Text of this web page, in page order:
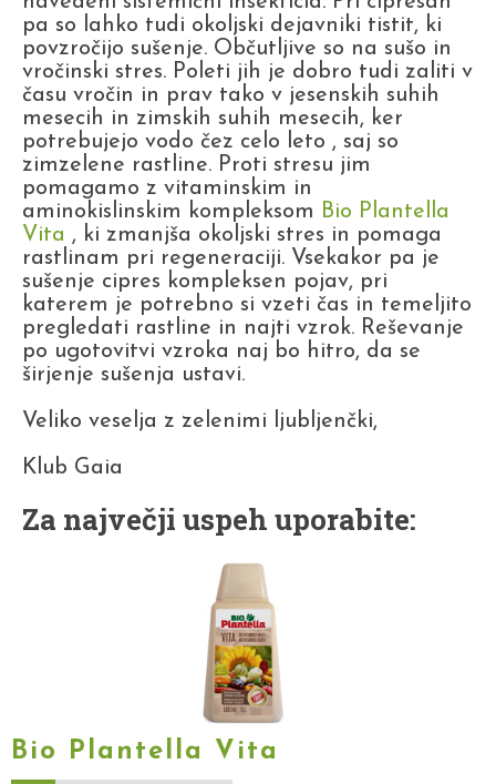
pa so lahko tudi okoljski dejavniki tistit, ki
povzročijo sušenje. Občutljive so na sušo in
vročinski stres. Poleti jih je dobro tudi zaliti v
času vročin in prav tako v jesenskih suhih
mesecih in zimskih suhih mesecih, ker
potrebujejo vodo čez celo leto , saj so
zimzelene rastline. Proti stresu jim
pomagamo z vitaminskim in
aminokislinskim kompleksom Bio Plantella
Vita , ki zmanjša okoljski stres in pomaga
rastlinam pri regeneraciji. Vsekakor pa je
sušenje cipres kompleksen pojav, pri
katerem je potrebno si vzeti čas in temeljito
pregledati rastline in najti vzrok. Reševanje
po ugotovitvi vzroka naj bo hitro, da se
širjenje sušenja ustavi.
Veliko veselja z zelenimi ljubljenčki,
Klub Gaia
Za največji uspeh uporabite:
Bio Plantella Vita